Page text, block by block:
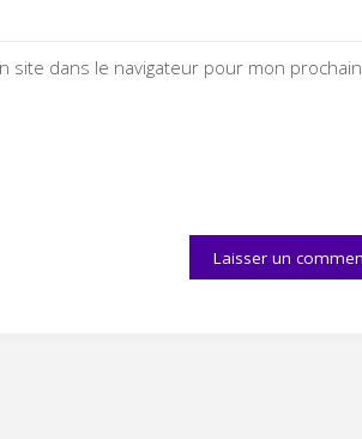
site dans le navigateur pour mon prochain